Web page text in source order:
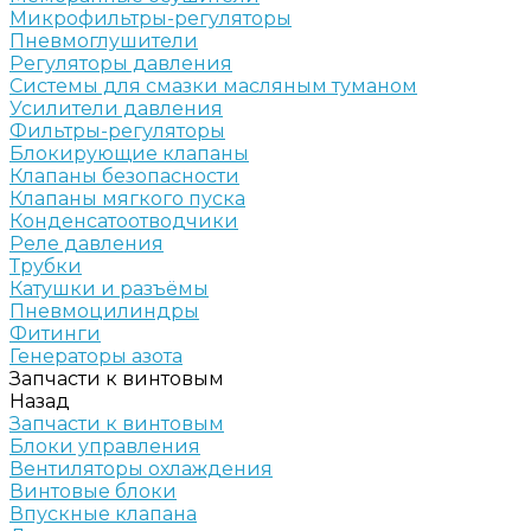
Микрофильтры-регуляторы
Пневмоглушители
Регуляторы давления
Системы для смазки масляным туманом
Усилители давления
Фильтры-регуляторы
Блокирующие клапаны
Клапаны безопасности
Клапаны мягкого пуска
Конденсатоотводчики
Реле давления
Трубки
Катушки и разъёмы
Пневмоцилиндры
Фитинги
Генераторы азота
Запчасти к винтовым
Назад
Запчасти к винтовым
Блоки управления
Вентиляторы охлаждения
Винтовые блоки
Впускные клапана